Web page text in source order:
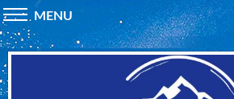
MENU